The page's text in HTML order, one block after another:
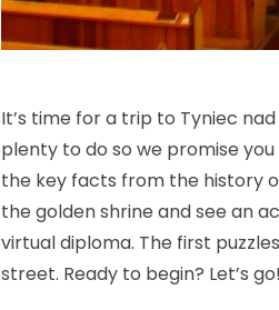
It’s time for a trip to Tyniec
plenty to do so we promise
the key facts from the history
the golden shrine and see an
virtual diploma. The first
street. Ready to begin? Let’s go!